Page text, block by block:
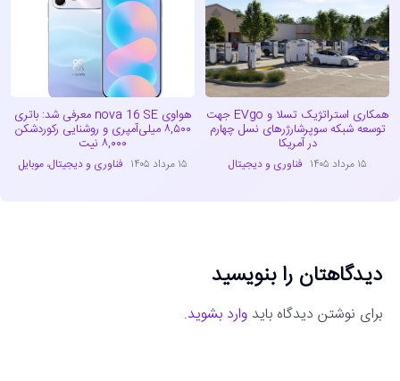
همکاری استراتژیک تسلا و EVgo جهت
توسعه شبکه سوپرشارژرهای نسل چهارم
در آمریکا
۱۵ مرداد ۱۴۰۵ فناوری و دیجیتال
هواوی nova 16 SE معرفی شد: باتری
۸,۵۰۰ میلی‌آمپری و روشنایی رکوردشکن
۸,۰۰۰ نیت
۱۵ مرداد ۱۴۰۵ فناوری و دیجیتال،موبایل
دیدگاهتان را بنویسید
برای نوشتن دیدگاه باید وارد بشوید.